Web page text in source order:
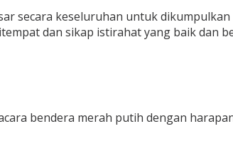
secara keseluruhan untuk
dan sikap istirahat yang baik dan
bendera merah putih dengan